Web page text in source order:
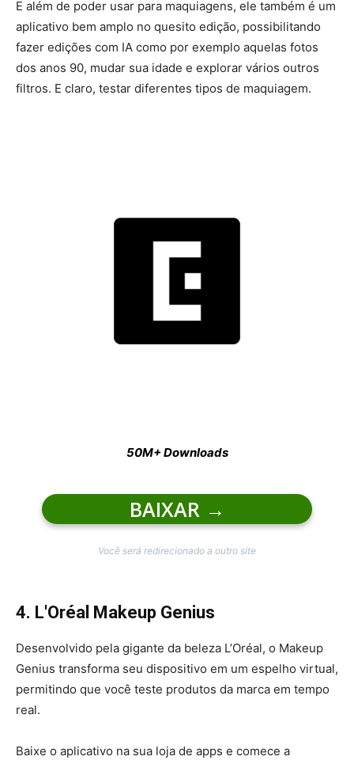
E além de poder usar para maquiagens, ele também é um
aplicativo bem amplo no quesito edição, possibilitando
fazer edições com IA como por exemplo aquelas fotos
dos anos 90, mudar sua idade e explorar vários outros
filtros. E claro, testar diferentes tipos de maquiagem.
50M+ Downloads
BAIXAR →
Você será redirecionado a outro site
4. L'Oréal Makeup Genius
Desenvolvido pela gigante da beleza L’Oréal, o Makeup
Genius transforma seu dispositivo em um espelho virtual,
permitindo que você teste produtos da marca em tempo
real.
Baixe o aplicativo na sua loja de apps e comece a